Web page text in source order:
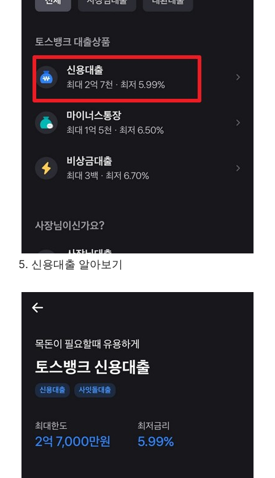
5. 신용대출 알아보기